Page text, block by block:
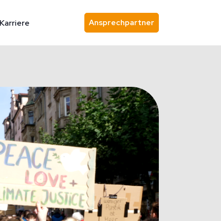
Ansprechpartner finden
Ansprechpartner